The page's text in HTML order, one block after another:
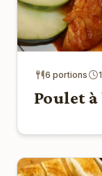
6 portions
Poulet